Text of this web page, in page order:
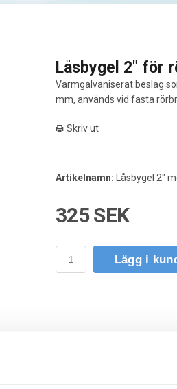
Låsbygel 2" för
Varmgalvaniserat beslag
mm, används vid fasta
Skriv ut
Artikelnamn: Låsbygel 2"
325 SEK
Lägg i